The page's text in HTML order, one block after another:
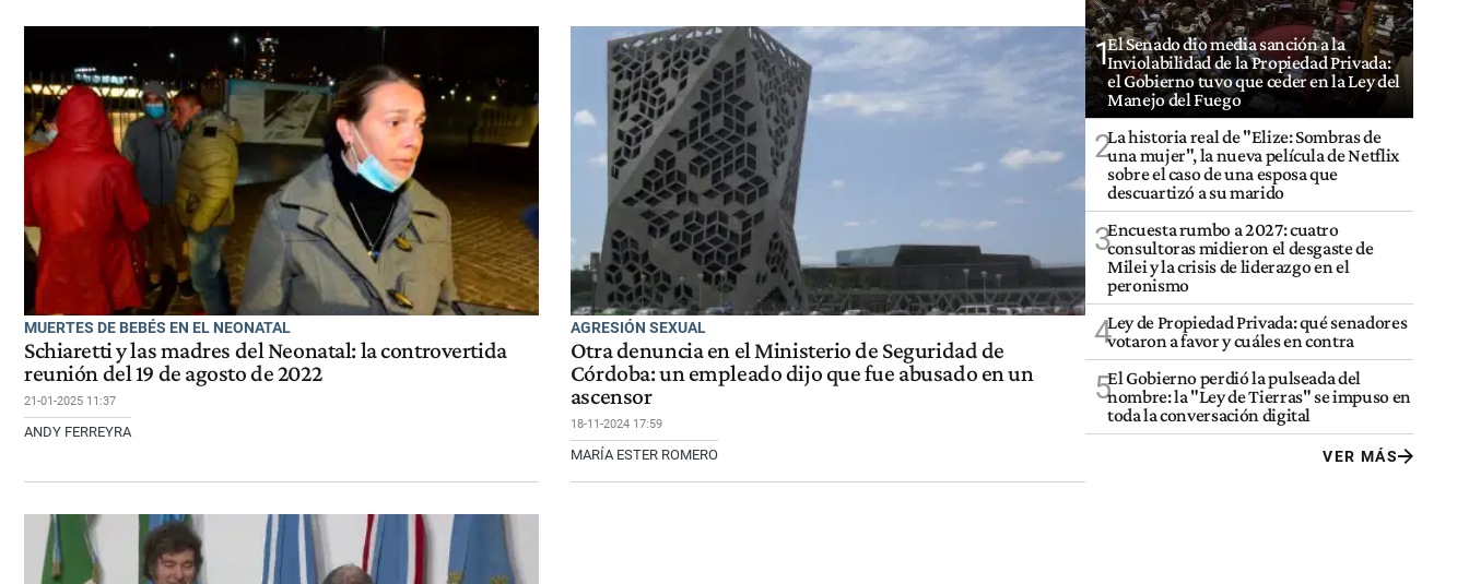
MUERTES DE BEBÉS EN EL NEONATAL
Schiaretti y las madres del Neonatal: la controvertida
reunión del 19 de agosto de 2022
21-01-2025 11:37
ANDY FERREYRA
AGRESIÓN SEXUAL
Otra denuncia en el Ministerio de Seguridad de
Córdoba: un empleado dijo que fue abusado en un
ascensor
18-11-2024 17:59
MARÍA ESTER ROMERO
1El Senado dio media sanción a la
Inviolabilidad de la Propiedad Privada:
el Gobierno tuvo que ceder en la Ley del
Manejo del Fuego
2La historia real de "Elize: Sombras de
una mujer", la nueva película de Netflix
sobre el caso de una esposa que
descuartizó a su marido
3Encuesta rumbo a 2027: cuatro
consultoras midieron el desgaste de
Milei y la crisis de liderazgo en el
peronismo
4Ley de Propiedad Privada: qué senadores
votaron a favor y cuáles en contra
5El Gobierno perdió la pulseada del
nombre: la "Ley de Tierras" se impuso en
toda la conversación digital
VER MÁS